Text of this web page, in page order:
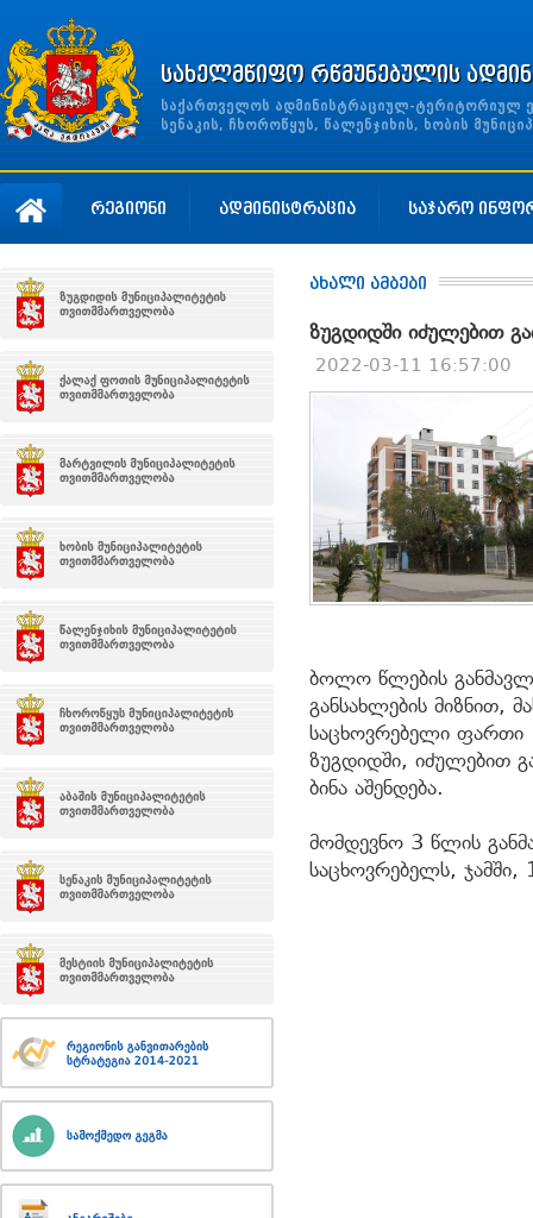
სახელმწიფო რწმუნებულის
საქართველოს ადმინისტრაციულ-ტერიტორიულ
სენაკის, ჩხოროწყუს, წალენჯიხის, ხობის
რეგიონი ადმინისტრაცია საჯარო
ახალი ამბები
ზუგდიდში იძულებით
2022-03-11 16:57:00
ბოლო წლების
განსახლების მიზნით,
საცხოვრებელი ფართი
ზუგდიდში, იძულებით
ბინა აშენდება.
მომდევნო 3 წლის
საცხოვრებელს,